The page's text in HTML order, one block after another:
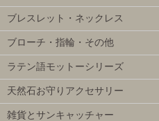
ブレスレット・ネックレス
ブローチ・指輪・その他
ラテン語モットーシリーズ
天然石お守りアクセサリー
雑貨とサンキャッチャー